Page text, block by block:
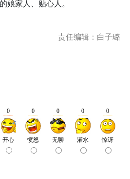
娘家人、贴心人。
责任编辑：白子璐